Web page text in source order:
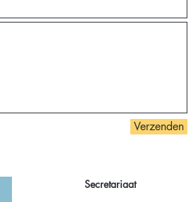
Verzenden
Secretariaat